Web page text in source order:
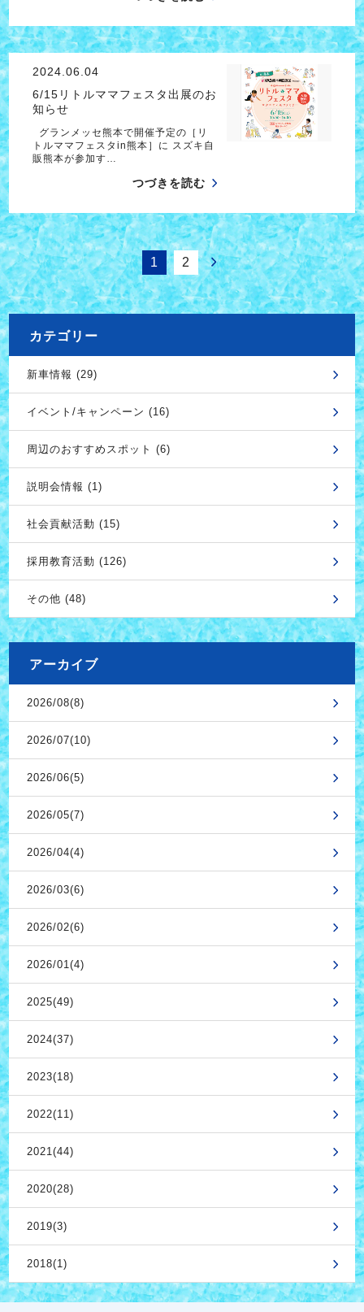
2024.06.04
6/15リトルママフェスタ出展のお
知らせ
グランメッセ熊本で開催予定の［リ
トルママフェスタin熊本］に スズキ自
販熊本が参加す…
つづきを読む
1 2
カテゴリー
新車情報 (29)
イベント/キャンペーン (16)
周辺のおすすめスポット (6)
説明会情報 (1)
社会貢献活動 (15)
採用教育活動 (126)
その他 (48)
アーカイブ
2026/08(8)
2026/07(10)
2026/06(5)
2026/05(7)
2026/04(4)
2026/03(6)
2026/02(6)
2026/01(4)
2025(49)
2024(37)
2023(18)
2022(11)
2021(44)
2020(28)
2019(3)
2018(1)